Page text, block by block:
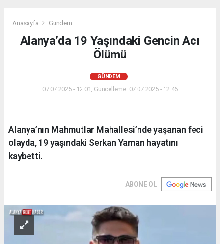
Anasayfa Gündem
Alanya’da 19 Yaşındaki Gencin Acı
Ölümü
GÜNDEM
07.07.2025 - 12:01, Güncelleme: 07.07.2025 - 12:46
Alanya’nın Mahmutlar Mahallesi’nde yaşanan feci
olayda, 19 yaşındaki Serkan Yaman hayatını
kaybetti.
ABONE OL